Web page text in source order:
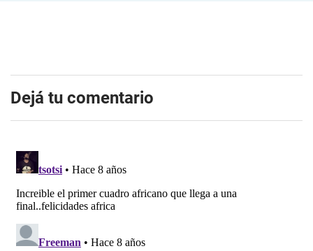
Dejá tu comentario